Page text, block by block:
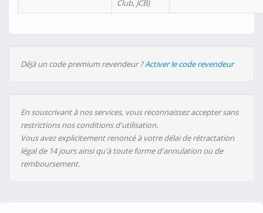
Club, JCB)
Déjà un code premium revendeur ?Activer le code revendeur
En souscrivant à nos services, vous reconnaissez accepter sans
restrictions nos conditions d'utilisation.
Vous avez explicitement renoncé à votre délai de rétractation
légal de 14 jours ainsi qu'à toute forme d'annulation ou de
remboursement.